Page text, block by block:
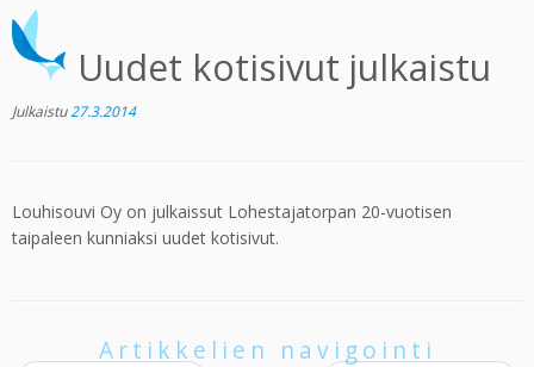
content
Uudet kotisivut julkaistu
Julkaistu27.3.2014
Louhisouvi Oy on julkaissut Lohestajatorpan 20-vuotisen
taipaleen kunniaksi uudet kotisivut.
Artikkelien navigointi